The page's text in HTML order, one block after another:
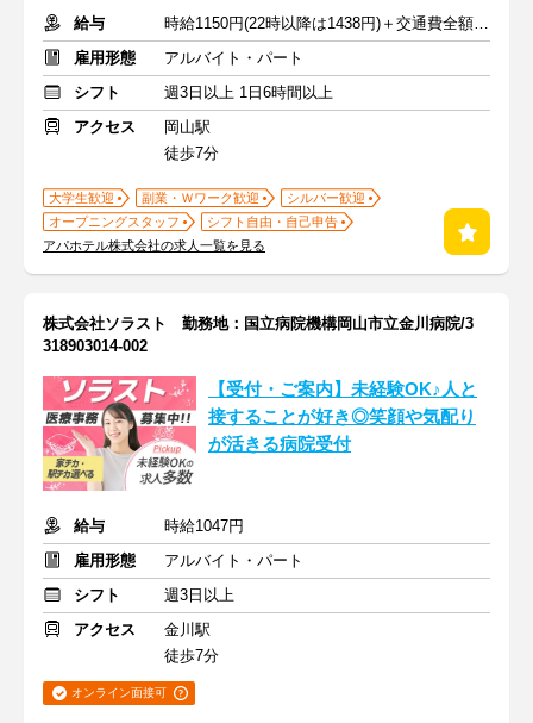
給与
時給1150円(22時以降は1438円)＋交通費全額支給
雇用形態
アルバイト・パート
シフト
週3日以上 1日6時間以上
アクセス
岡山駅
徒歩7分
大学生歓迎 副業・Ｗワーク歓迎
シルバー歓迎
オープニングスタッフ
シフト自由・自己申告
アパホテル株式会社の求人一覧を見る
株式会社ソラスト 勤務地：国立病院機構岡山市立金川病院/3
318903014-002
【受付・ご案内】未経験OK♪人と
接することが好き◎笑顔や気配り
が活きる病院受付
給与
時給1047円
雇用形態
アルバイト・パート
シフト
週3日以上
アクセス
金川駅
徒歩7分
オンライン面接可